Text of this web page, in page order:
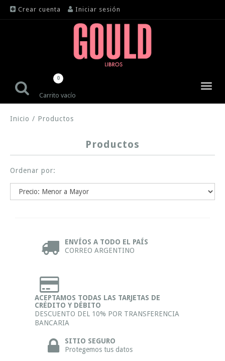
Crear cuenta Iniciar sesión
Carrito vacío
0
Inicio / Productos
Productos
Ordenar por:
ENVÍOS A TODO EL PAÍS
CORREO ARGENTINO
ACEPTAMOS TODAS LAS TARJETAS DE
CRÉDITO Y DÉBITO
DESCUENTO DEL 10% POR TRANSFERENCIA
BANCARIA
SITIO SEGURO
Protegemos tus datos